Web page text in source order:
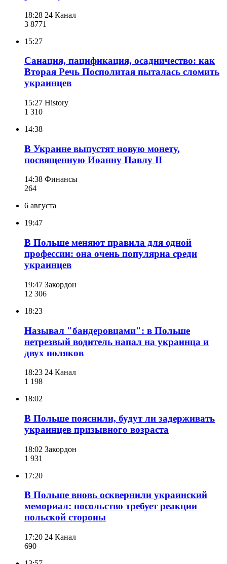
18:28 24 Канал
3 8771
15:27
Санация, пацификация, осадничество: как
Вторая Речь Посполитая пыталась сломить
украинцев
15:27 History
1 310
14:38
В Украине выпустят новую монету,
посвященную Иоанну Павлу II
14:38 Финансы
264
6 августа
19:47
В Польше меняют правила для одной
профессии: она очень популярна среди
украинцев
19:47 Закордон
12 306
18:23
Называл "бандеровцами": в Польше
нетрезвый водитель напал на украинца и
двух поляков
18:23 24 Канал
1 198
18:02
В Польше пояснили, будут ли задерживать
украинцев призывного возраста
18:02 Закордон
1 931
17:20
В Польше вновь осквернили украинский
мемориал: посольство требует реакции
польской стороны
17:20 24 Канал
690